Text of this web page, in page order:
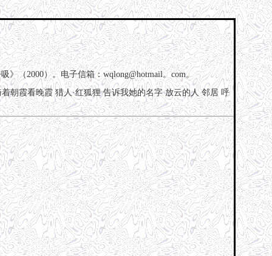
（2000）。电子信箱：wqlong@hotmail。com。
着朝霞看晚霞 猎人·红狐狸 告诉我她的名字 放云的人 邻居 呼